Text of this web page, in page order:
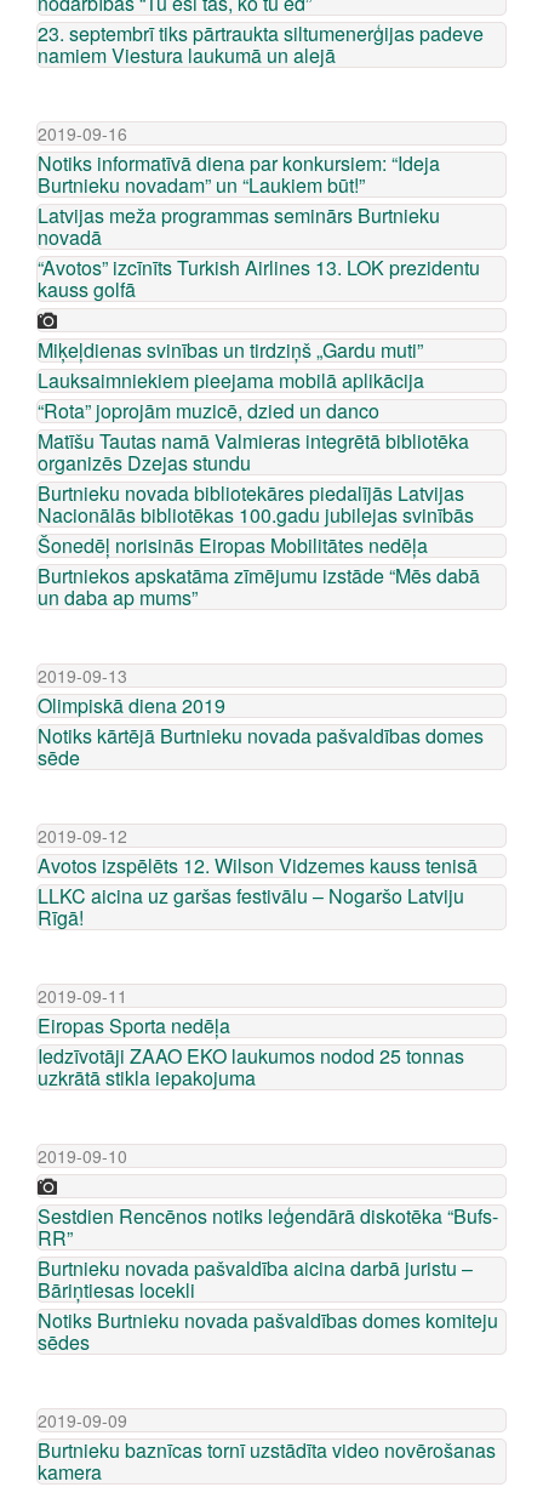
23. septembrī tiks pārtraukta siltumenerģijas padeve
namiem Viestura laukumā un alejā
2019-09-16
Notiks informatīvā diena par konkursiem: “Ideja
Burtnieku novadam” un “Laukiem būt!”
Latvijas meža programmas seminārs Burtnieku
novadā
“Avotos” izcīnīts Turkish Airlines 13. LOK prezidentu
kauss golfā
Miķeļdienas svinības un tirdziņš „Gardu muti”
Lauksaimniekiem pieejama mobilā aplikācija
“Rota” joprojām muzicē, dzied un danco
Matīšu Tautas namā Valmieras integrētā bibliotēka
organizēs Dzejas stundu
Burtnieku novada bibliotekāres piedalījās Latvijas
Nacionālās bibliotēkas 100.gadu jubilejas svinībās
Šonedēļ norisinās Eiropas Mobilitātes nedēļa
Burtniekos apskatāma zīmējumu izstāde “Mēs dabā
un daba ap mums”
2019-09-13
Olimpiskā diena 2019
Notiks kārtējā Burtnieku novada pašvaldības domes
sēde
2019-09-12
Avotos izspēlēts 12. Wilson Vidzemes kauss tenisā
LLKC aicina uz garšas festivālu – Nogaršo Latviju
Rīgā!
2019-09-11
Eiropas Sporta nedēļa
Iedzīvotāji ZAAO EKO laukumos nodod 25 tonnas
uzkrātā stikla iepakojuma
2019-09-10
Sestdien Rencēnos notiks leģendārā diskotēka “Bufs-
RR”
Burtnieku novada pašvaldība aicina darbā juristu –
Bāriņtiesas locekli
Notiks Burtnieku novada pašvaldības domes komiteju
sēdes
2019-09-09
Burtnieku baznīcas tornī uzstādīta video novērošanas
kamera